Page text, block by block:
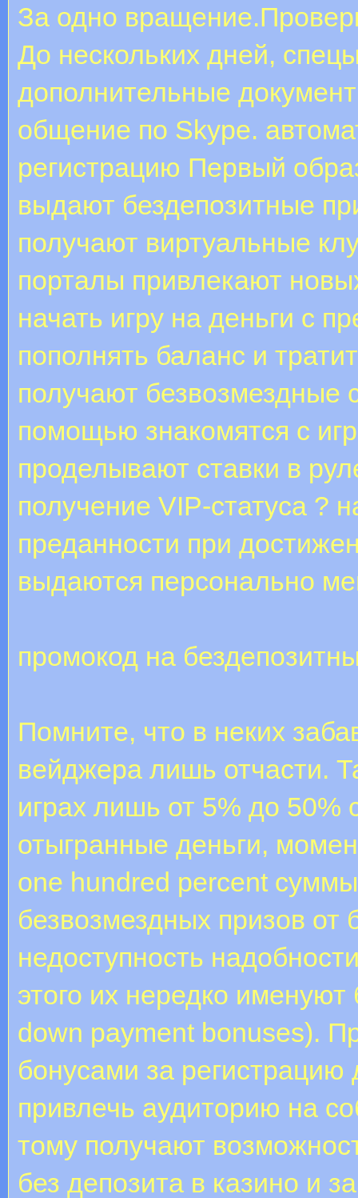
За одно
До нескольких дней,
дополнительные
общение по Skype.
регистрацию Первый
выдают бездепозитные
получают виртуальные
порталы привлекают
начать игру на деньги с
пополнять баланс и
получают безвозмездные
помощью знакомятся с
проделывают ставки в
получение VIP-статуса ?
преданности при
выдаются персонально
промокод на
Помните, что в неких
вейджера лишь отчасти.
играх лишь от 5% до 50%
отыгранные деньги,
one hundred percent
безвозмездных призов от
недоступность
этого их нередко
down payment bonuses).
бонусами за
привлечь аудиторию на
тому получают
без депозита в казино и